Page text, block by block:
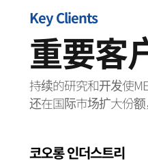
Key Clients
重要客
持续的研究和开发使
还在国际市场扩大份额
코오롱 인더스트리